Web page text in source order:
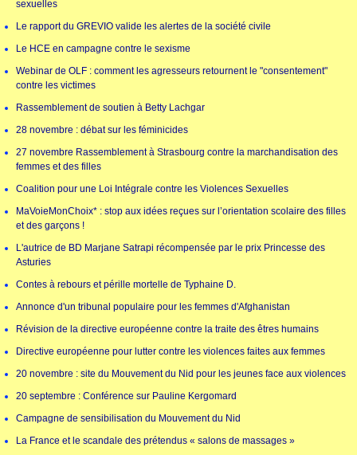
sexuelles
Le rapport du GREVIO valide les alertes de la société civile
Le HCE en campagne contre le sexisme
Webinar de OLF : comment les agresseurs retournent le "consentement"
contre les victimes
Rassemblement de soutien à Betty Lachgar
28 novembre : débat sur les féminicides
27 novembre Rassemblement à Strasbourg contre la marchandisation des
femmes et des filles
Coalition pour une Loi Intégrale contre les Violences Sexuelles
MaVoieMonChoix* : stop aux idées reçues sur l’orientation scolaire des filles
et des garçons !
L'autrice de BD Marjane Satrapi récompensée par le prix Princesse des
Asturies
Contes à rebours et pérille mortelle de Typhaine D.
Annonce d'un tribunal populaire pour les femmes d'Afghanistan
Révision de la directive européenne contre la traite des êtres humains
Directive européenne pour lutter contre les violences faites aux femmes
20 novembre : site du Mouvement du Nid pour les jeunes face aux violences
20 septembre : Conférence sur Pauline Kergomard
Campagne de sensibilisation du Mouvement du Nid
La France et le scandale des prétendus « salons de massages »